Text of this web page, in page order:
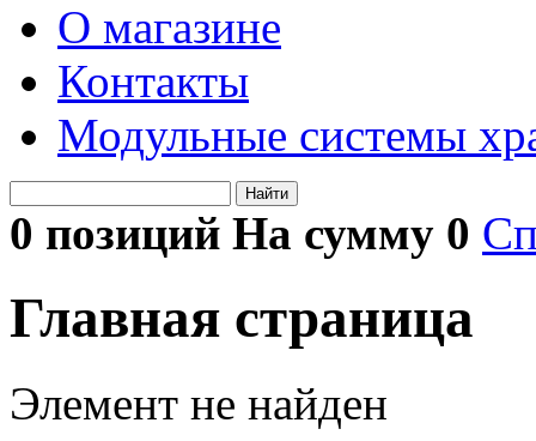
О магазине
Контакты
Модульные системы
Найти
0 позиций На сумму 0
Главная страница
Элемент не найден